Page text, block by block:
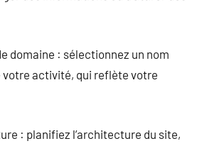
domaine : sélectionnez un nom
activité, qui reflète votre
: planifiez l’architecture du site,